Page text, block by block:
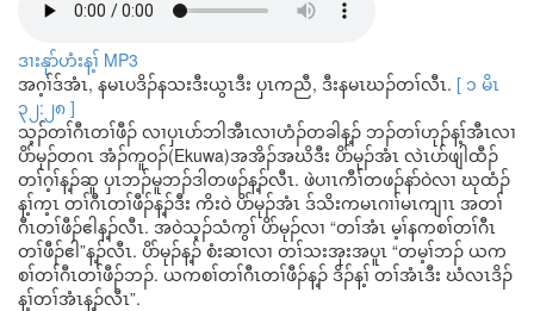
ဒၢးနုာ်ဟံးန့ၢ် MP3
အဂ့ၢ်ဒ်အံၤ, နမၤပဒိၣ်နသးဒီးယွၤဒီး ပှၤကညီ, ဒီးနမၤဃၣ်တၢ်လီၤ. [ ၁ မိၤ
၃၂:၂၈ ]
သ့ၣ်တၢ်ဂီၤတၢ်ဖီၣ် လၢပှၤပာ်ဘါအီၤလၢဟံၣ်တခါန့ၣ် ဘၣ်တၢ်ဟုၣ်န့ၢ်အီၤလၢ
ပိာ်မုၣ်တဂၤ အံၣ်ကူဝၣ်(Ekuwa)အအိၣ်အဃိဒီး ပိာ်မုၣ်အံၤ လဲၤပာ်ဖျါထီၣ်
တၢ်ဂ့ၢ်န့ၣ်ဆူ ပှၤဘၣ်မူဘၣ်ဒါတဖၣ်န့ၣ်လီၤ. ဖဲပၢၤကီၢ်တဖၣ်နာ်ဝဲလၢ ဃုထံၣ်
န့ၢ်က့ၤ တၢ်ဂီၤတၢ်ဖီၣ်န့ၣ်ဒီး ကိးဝဲ ပိာ်မုၣ်အံၤ ဒ်သိးကမၤဂၢၢ်မၤကျၢၤ အတၢ်
ဂီၤတၢ်ဖီၣ်ဧါန့ၣ်လီၤ. အဝဲသ့ၣ်သံကွၢ် ပိာ်မုၣ်လၢ “တၢ်အံၤ မ့ၢ်နကစၢ်တၢ်ဂီၤ
တၢ်ဖီၣ်ဧါ”န့ၣ်လီၤ. ပိာ်မုၣ်န့ၣ် စံးဆၢလၢ တၢ်သးအုးအပူၤ “တမ့ၢ်ဘၣ် ယက
စၢ်တၢ်ဂီၤတၢ်ဖီၣ်ဘၣ်. ယကစၢ်တၢ်ဂီၤတၢ်ဖီၣ်န့ၣ် ဒိၣ်န့ၢ် တၢ်အံၤဒီး ဃံလၤဒိၣ်
န့ၢ်တၢ်အံၤန့ၣ်လီၤ”.